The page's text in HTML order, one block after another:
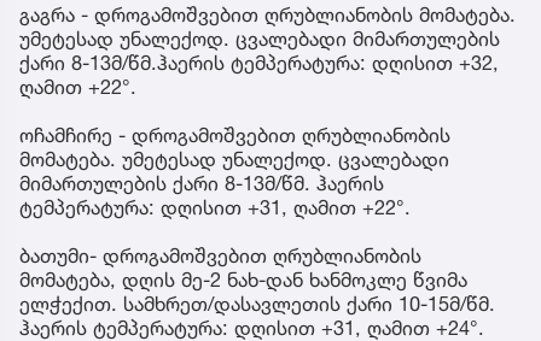
გაგრა - დროგამოშვებით ღრუბლიანობის მომატება.
უმეტესად უნალექოდ. ცვალებადი მიმართულების
ქარი 8-13მ/წმ.ჰაერის ტემპერატურა: დღისით +32,
ღამით +22°.
ოჩამჩირე - დროგამოშვებით ღრუბლიანობის
მომატება. უმეტესად უნალექოდ. ცვალებადი
მიმართულების ქარი 8-13მ/წმ. ჰაერის
ტემპერატურა: დღისით +31, ღამით +22°.
ბათუმი- დროგამოშვებით ღრუბლიანობის
მომატება, დღის მე-2 ნახ-დან ხანმოკლე წვიმა
ელჭექით. სამხრეთ/დასავლეთის ქარი 10-15მ/წმ.
ჰაერის ტემპერატურა: დღისით +31, ღამით +24°.